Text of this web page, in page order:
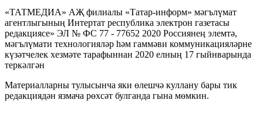
«ТАТМЕДИА» АҖ филиалы «Татар-информ» мәгълүмат
агентлыгының Интертат республика электрон газетасы
редакциясе» ЭЛ № ФС 77 - 77652 2020 Россиянең элемтә,
мәгълүмати технологияләр һәм гаммәви коммуникацияләрне
күзәтчелек хезмәте тарафыннан 2020 елның 17 гыйнварында
теркәлгән
Материалларны тулысынча яки өлешчә куллану бары тик
редакциядән язмача рөхсәт булганда гына мөмкин.